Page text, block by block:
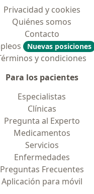
Privacidad y cookies
Quiénes somos
Contacto
Nuevas posiciones
y condiciones
Para los pacientes
Especialistas
Clínicas
Pregunta al Experto
Medicamentos
Servicios
Enfermedades
Preguntas Frecuentes
Aplicación para móvil